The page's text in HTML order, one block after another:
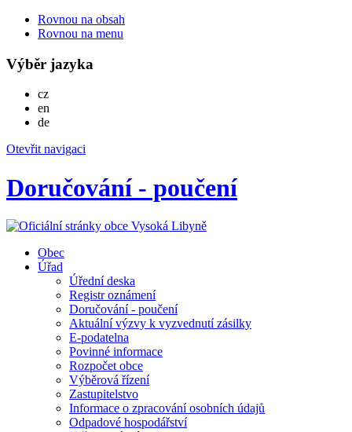
Rovnou na obsah
Rovnou na menu
Výběr jazyka
czČesky
en
deDeutsch
Otevřit navigaci
Doručování - poučení
Obec
Úřad
Úřední deska
Registr oznámení
Doručování - poučení
Aktuální výzvy k vyzvednutí zásilky
E-podatelna
Povinné informace
Rozpočet obce
Výběrová řízení
Zastupitelstvo
Informace o zpracování osobních údajů
Odpadové hospodářství